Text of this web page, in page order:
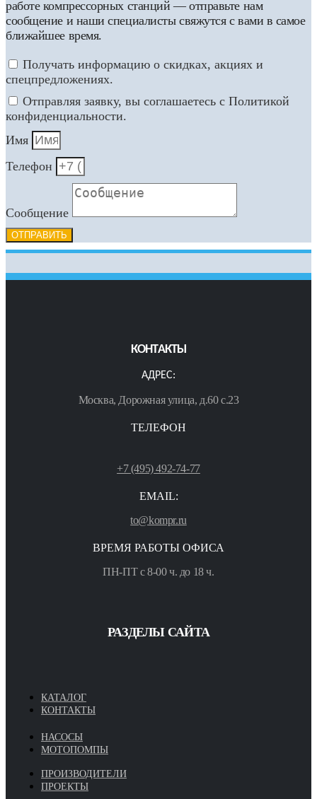
работе компрессорных станций — отправьте нам
сообщение и наши специалисты свяжутся с вами в самое
ближайшее время.
Получать информацию о скидках, акциях и
спецпредложениях.
Отправляя заявку, вы соглашаетесь с Политикой
конфиденциальности.
Имя
Телефон
Сообщение
ОТПРАВИТЬ
КОНТАКТЫ
АДРЕС:
Москва, Дорожная улица, д.60 с.23
ТЕЛЕФОН
+7 (495) 492-74-77
EMAIL:
to@kompr.ru
ВРЕМЯ РАБОТЫ ОФИСА
ПН-ПТ с 8-00 ч. до 18 ч.
РАЗДЕЛЫ САЙТА
КАТАЛОГ
КОНТАКТЫ
НАСОСЫ
МОТОПОМПЫ
ПРОИЗВОДИТЕЛИ
ПРОЕКТЫ